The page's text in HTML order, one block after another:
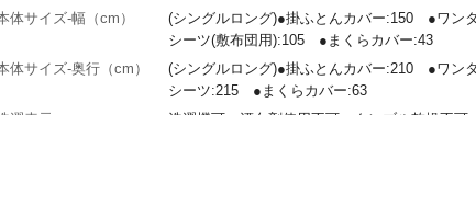
体サイズ-幅（cm）
(シングルロング)●掛ふとんカバー:150 ●ワン
シーツ(敷布団用):105 ●まくらカバー:43
体サイズ-奥行（cm）
(シングルロング)●掛ふとんカバー:210 ●ワン
シーツ:215 ●まくらカバー:63
濯表示
洗濯機可、漂白剤使用不可、タンブル乾燥不可